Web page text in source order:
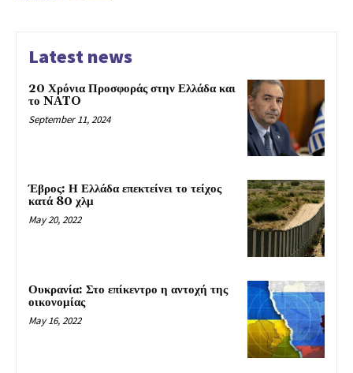
Latest news
20 Χρόνια Προσφοράς στην Ελλάδα και
το NATO
September 11, 2024
Έβρος: Η Ελλάδα επεκτείνει το τείχος
κατά 80 χλμ
May 20, 2022
Ουκρανία: Στο επίκεντρο η αντοχή της
οικονομίας
May 16, 2022